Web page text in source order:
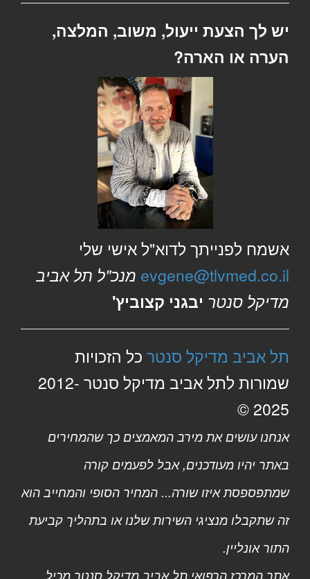
יש לך הצעת ייעול, משוב, המלצה,
הערה או הארה?
אשמח לפנייתך לדוא"ל אישי שלי
evgene@tlvmed.co.il מנכ"ל תל אביב
מדיקל סנטר יבגני קצוביץ'
תל אביב מדיקל סנטר כל הזכויות
שמורות לתל אביב מדיקל סנטר 2012-
2025 ©
אנחנו עושים את מירב המאמצים כך שהמחירים
באתר יהיו מעודכנים, אבל לפעמים קורה
שמתפספסת איזו שורה... המחיר הסופי והמחייב הוא
זה שתקבלו מנציגי השירות שלנו או בתהליך קביעת
התור אונליין.
אתר המרכז הרפואי תל אביב מדיקל סנטר מכיל